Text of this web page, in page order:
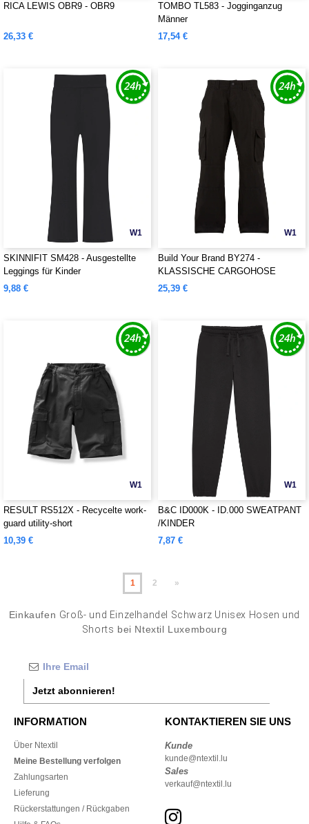
RICA LEWIS OBR9 - OBR9
26,33 €
TOMBO TL583 - Jogginganzug
Männer
17,54 €
W1
SKINNIFIT SM428 - Ausgestellte
Leggings für Kinder
9,88 €
W1
Build Your Brand BY274 -
KLASSISCHE CARGOHOSE
25,39 €
W1
RESULT RS512X - Recycelte work-
guard utility-short
10,39 €
W1
B&C ID000K - ID.000 SWEATPANT
/KINDER
7,87 €
1 2 »
Einkaufen Groß- und Einzelhandel Schwarz Unisex Hosen und
Shorts bei Ntextil Luxembourg
Jetzt abonnieren!
INFORMATION
Über Ntextil
Meine Bestellung verfolgen
Zahlungsarten
Lieferung
Rückerstattungen / Rückgaben
KONTAKTIEREN SIE UNS
Kunde
kunde@ntextil.lu
Sales
verkauf@ntextil.lu